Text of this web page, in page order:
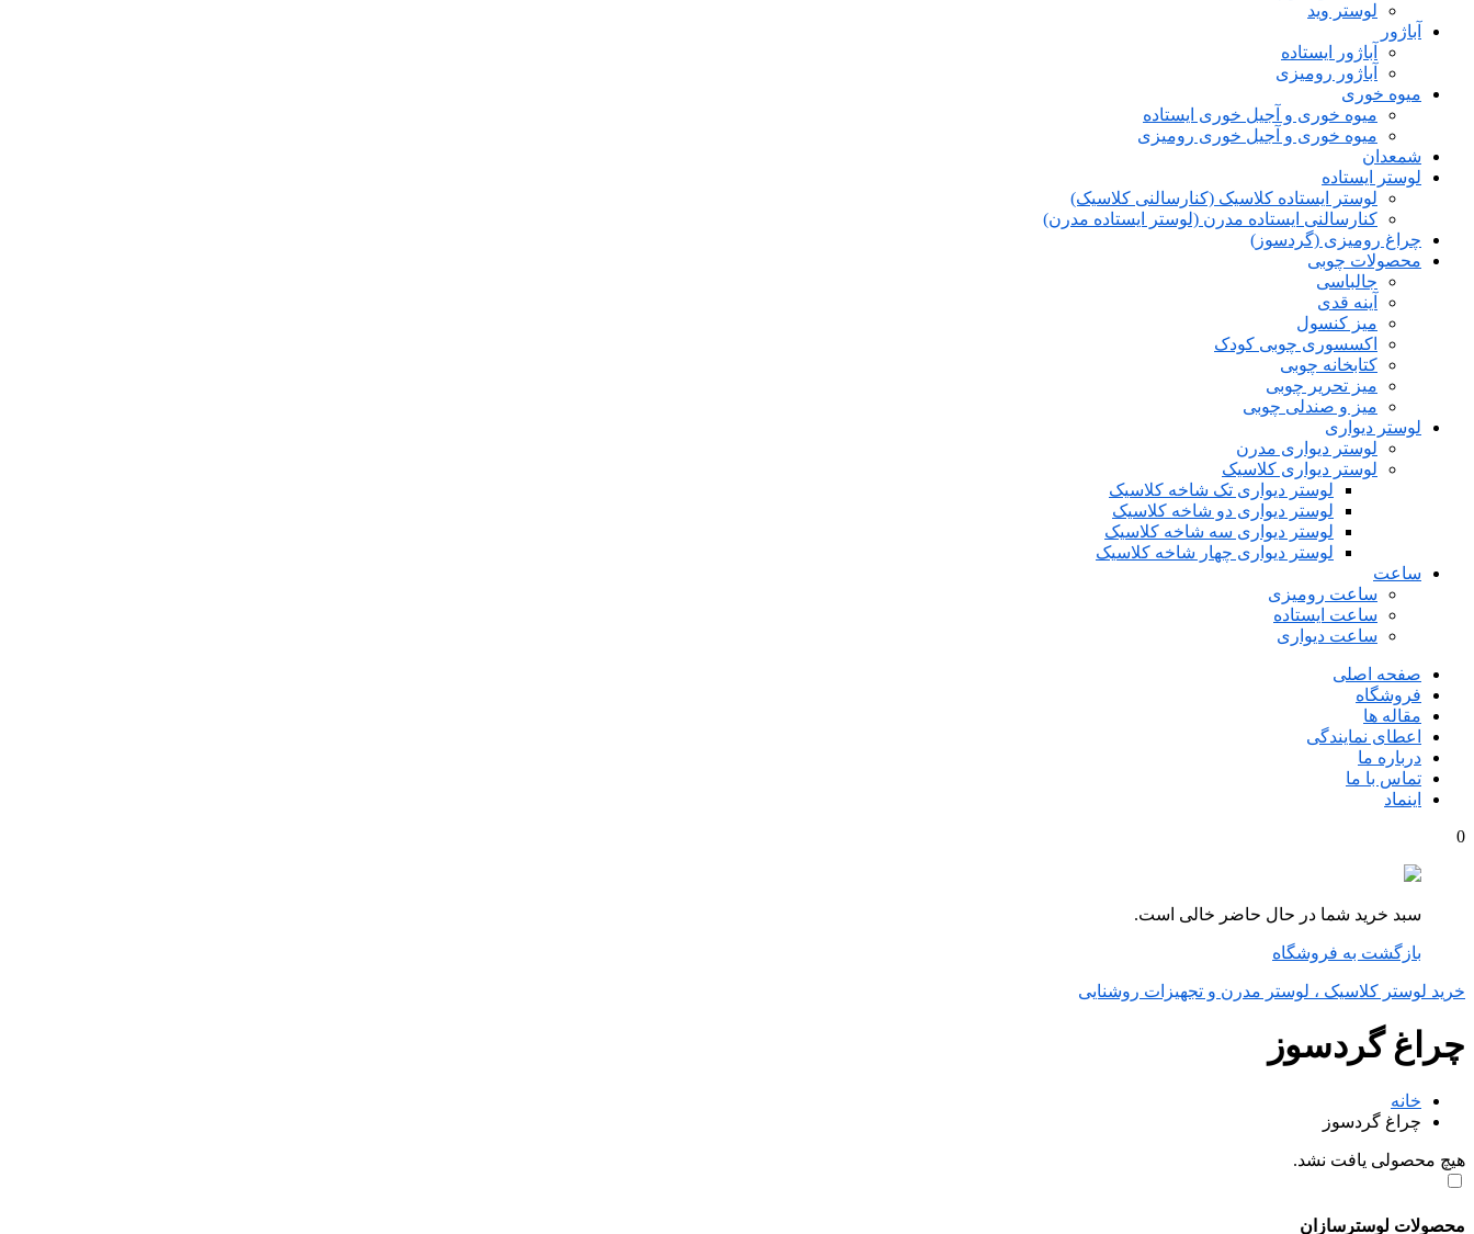
لوستر وید
آباژور
آباژور ایستاده
آباژور رومیزی
میوه خوری
میوه خوری و آجیل خوری ایستاده
میوه خوری و آجیل خوری رومیزی
شمعدان
لوستر ایستاده
لوستر ایستاده کلاسیک (کنارسالنی کلاسیک)
کنارسالنی ایستاده مدرن (لوستر ایستاده مدرن)
چراغ رومیزی (گردسوز)
محصولات چوبی
جالباسی
آینه قدی
میز کنسول
اکسسوری چوبی کودک
کتابخانه چوبی
میز تحریر چوبی
میز و صندلی چوبی
لوستر دیواری
لوستر دیواری مدرن
لوستر دیواری کلاسیک
لوستر دیواری تک شاخه کلاسیک
لوستر دیواری دو شاخه کلاسیک
لوستر دیواری سه شاخه کلاسیک
لوستر دیواری چهار شاخه کلاسیک
ساعت
ساعت رومیزی
ساعت ایستاده
ساعت دیواری
صفحه اصلی
فروشگاه
مقاله ها
اعطای نمایندگی
درباره ما
تماس با ما
اینماد
0
سبد خرید شما در حال حاضر خالی است.
بازگشت به فروشگاه
خرید لوستر کلاسیک ، لوستر مدرن و تجهیزات روشنایی
چراغ گردسوز
خانه
چراغ گردسوز
هیچ محصولی یافت نشد.
محصولات لوسترسازان